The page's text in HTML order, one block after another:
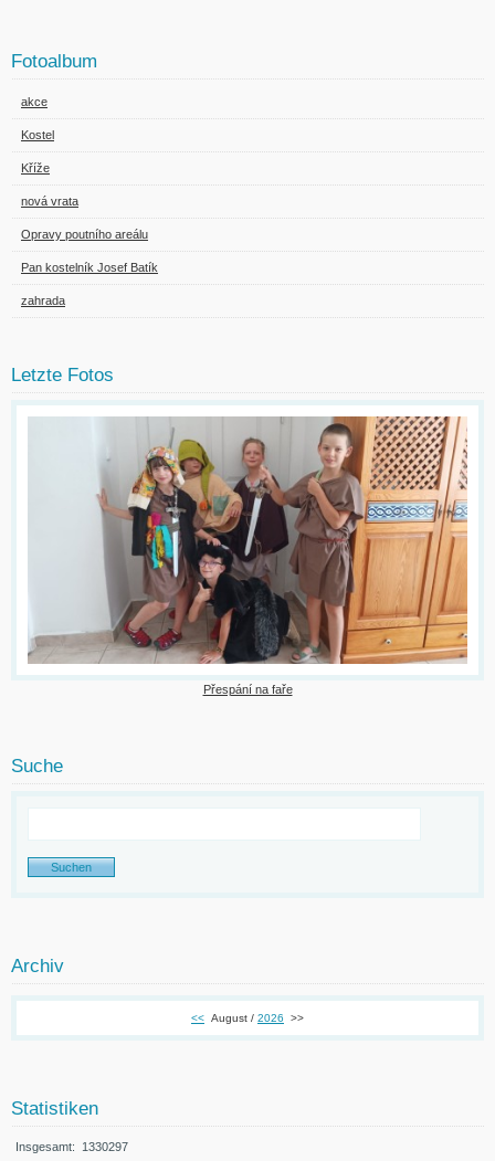
Fotoalbum
akce
Kostel
Kříže
nová vrata
Opravy poutního areálu
Pan kostelník Josef Batík
zahrada
Letzte Fotos
Přespání na faře
Suche
Archiv
<< August / 2026 >>
Statistiken
Insgesamt: 1330297